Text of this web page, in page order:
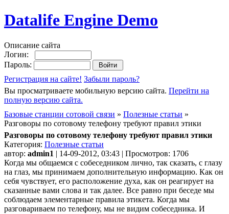
Datalife Engine Demo
Описание сайта
Логин:
Пароль:
Регистрация на сайте! Забыли пароль?
Вы просматриваете мобильную версию сайта. Перейти на
полную версию сайта.
Базовые станции сотовой связи » Полезные статьи »
Разговоры по сотовому телефону требуют правил этики
Разговоры по сотовому телефону требуют правил этики
Категория: Полезные статьи
автор: admin1 | 14-09-2012, 03:43 | Просмотров: 1706
Когда мы общаемся с собеседником лично, так сказать, с глазу
на глаз, мы принимаем дополнительную информацию. Как он
себя чувствует, его расположение духа, как он реагирует на
сказанные вами слова и так далее. Все равно при беседе мы
соблюдаем элементарные правила этикета. Когда мы
разговариваем по телефону, мы не видим собеседника. И